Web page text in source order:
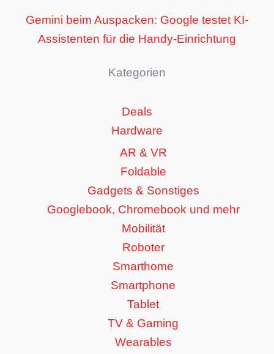
Gemini beim Auspacken: Google testet KI-
Assistenten für die Handy-Einrichtung
Kategorien
Deals
Hardware
AR & VR
Foldable
Gadgets & Sonstiges
Googlebook, Chromebook und mehr
Mobilität
Roboter
Smarthome
Smartphone
Tablet
TV & Gaming
Wearables